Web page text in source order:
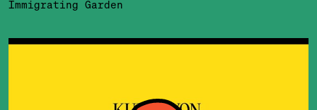
Immigrating Garden